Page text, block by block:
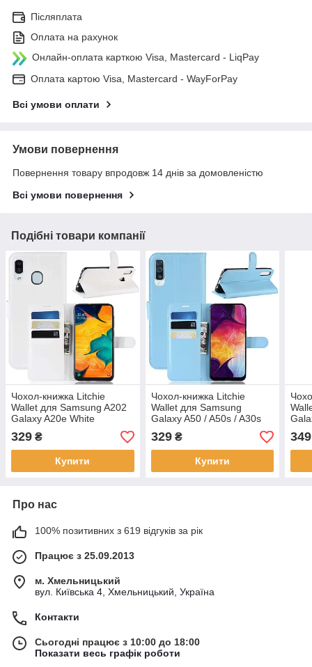
Післяплата
Оплата на рахунок
Онлайн-оплата карткою Visa, Mastercard - LiqPay
Оплата картою Visa, Mastercard - WayForPay
Всі умови оплати
Умови повернення
Повернення товару впродовж 14 днів за домовленістю
Всі умови повернення
Подібні товари компанії
Чохол-книжка Litchie
Wallet для Samsung A202
Galaxy A20e White
329 ₴
Купити
Чохол-книжка Litchie
Wallet для Samsung
Galaxy A50 / A50s / A30s
Блакитний
329₴
Купити
349
Про нас
100% позитивних з 619 відгуків за рік
Працює з 25.09.2013
м. Хмельницький
вул. Київська 4, Хмельницький, Україна
Контакти
Сьогодні працює з 10:00 до 18:00
Показати весь графік роботи